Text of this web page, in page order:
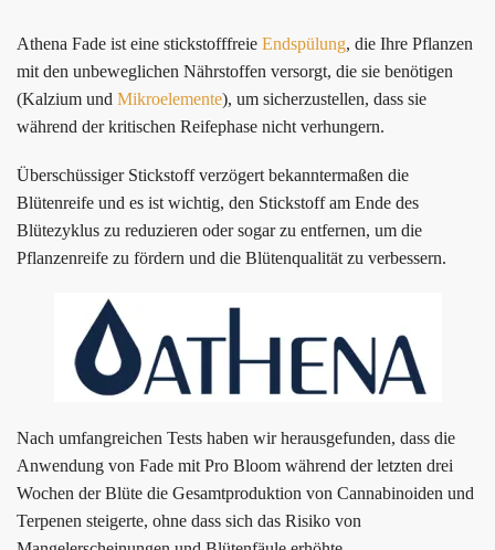
Athena Fade ist eine stickstofffreie Endspülung, die Ihre Pflanzen
mit den unbeweglichen Nährstoffen versorgt, die sie benötigen
(Kalzium und Mikroelemente), um sicherzustellen, dass sie
während der kritischen Reifephase nicht verhungern.
Überschüssiger Stickstoff verzögert bekanntermaßen die
Blütenreife und es ist wichtig, den Stickstoff am Ende des
Blütezyklus zu reduzieren oder sogar zu entfernen, um die
Pflanzenreife zu fördern und die Blütenqualität zu verbessern.
Nach umfangreichen Tests haben wir herausgefunden, dass die
Anwendung von Fade mit Pro Bloom während der letzten drei
Wochen der Blüte die Gesamtproduktion von Cannabinoiden und
Terpenen steigerte, ohne dass sich das Risiko von